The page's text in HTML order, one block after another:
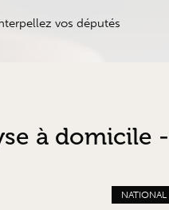
vos députés
à domicile
NATIONAL